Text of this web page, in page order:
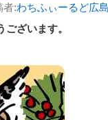
者:わちふぃーるど広
ざいます。